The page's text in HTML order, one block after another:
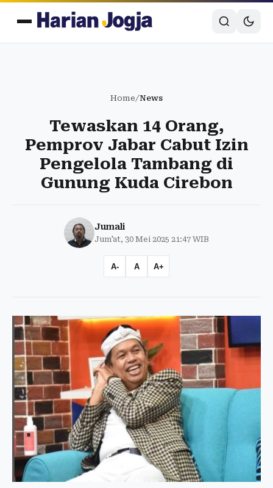
Home/News
Tewaskan 14 Orang,
Pemprov Jabar Cabut Izin
Pengelola Tambang di
Gunung Kuda Cirebon
Jumali
Jum'at, 30 Mei 2025 21:47 WIB
A- A A+